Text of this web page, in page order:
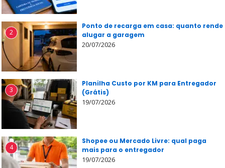
2
Ponto de recarga em casa: quanto rende
alugar a garagem
20/07/2026
3
Planilha Custo por KM para Entregador
(Grátis)
19/07/2026
4
Shopee ou Mercado Livre: qual paga
mais para o entregador
19/07/2026